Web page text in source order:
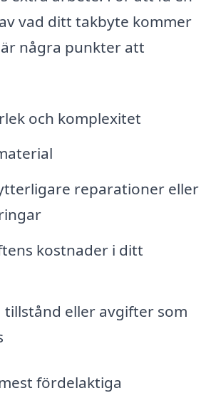
vad ditt takbyte kommer
några punkter att
och komplexitet
reparationer eller
kostnader i ditt
tillstånd eller avgifter som
fördelaktiga